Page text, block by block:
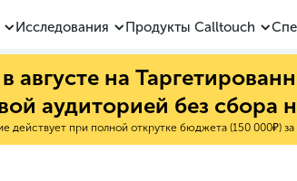
Исследования Продукты Calltouch
августе на
аудиторией без сбора
действует при полной открутке бюджета (150 000₽) за